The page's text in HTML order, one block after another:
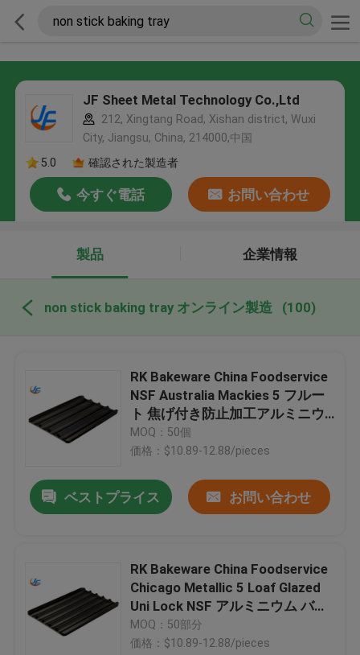
JF Sheet Metal Technology Co.,Ltd
212, Xingtang Road, Xishan district, Wuxi
City, Jiangsu, China, 214000,中国
5.0
確認された製造者
今すぐ電話 お問い合わせ
製品 企業情報
non stick baking tray オンライン製造 (100)
RK Bakeware China Foodservice
NSF Australia Mackies 5 フルー
ト 焦げ付き防止加工アルミニウ
ム バゲット ベーキング トレイ
MOQ：50個
価格：$10.89-12.88/pieces
ベストプライス お問い合わせ
RK Bakeware China Foodservice
Chicago Metallic 5 Loaf Glazed
Uni Lock NSF アルミニウム バゲ
ット ベーキング トレイ
MOQ：50部分
価格：$10.89-12.88/pieces